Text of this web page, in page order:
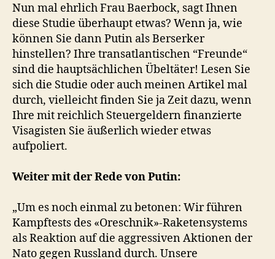
Nun mal ehrlich Frau Baerbock, sagt Ihnen
diese Studie überhaupt etwas? Wenn ja, wie
können Sie dann Putin als Berserker
hinstellen? Ihre transatlantischen “Freunde“
sind die hauptsächlichen Übeltäter! Lesen Sie
sich die Studie oder auch meinen Artikel mal
durch, vielleicht finden Sie ja Zeit dazu, wenn
Ihre mit reichlich Steuergeldern finanzierte
Visagisten Sie äußerlich wieder etwas
aufpoliert.
Weiter mit der Rede von Putin:
„Um es noch einmal zu betonen: Wir führen
Kampftests des «Oreschnik»-Raketensystems
als Reaktion auf die aggressiven Aktionen der
Nato gegen Russland durch. Unsere